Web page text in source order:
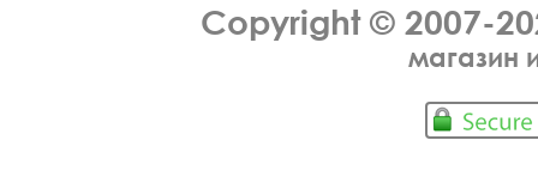
Copyright © 2007-
магазин